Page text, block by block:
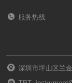
服务热线
深圳市坪山区兰